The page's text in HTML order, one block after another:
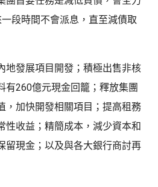
段時間不會派息，直至減債取
地發展項目開發；積極出售非核
有260億元現金回籠；釋放集團
，加快開發相關項目；提高租務
性收益；精簡成本，減少資本和
留現金；以及與各大銀行商討再